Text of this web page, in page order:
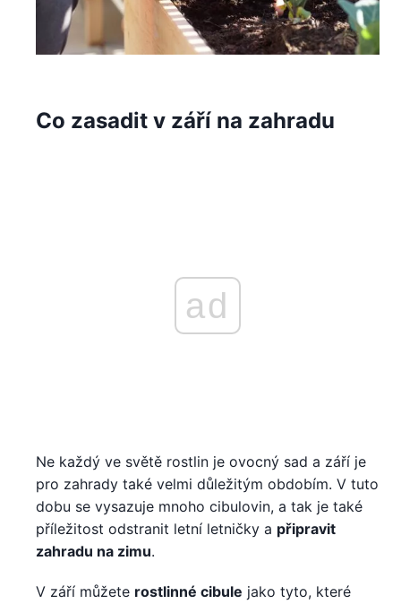
Co zasadit v září na zahradu
ad
Ne každý ve světě rostlin je ovocný sad a září je
pro zahrady také velmi důležitým obdobím. V tuto
dobu se vysazuje mnoho cibulovin, a tak je také
příležitost odstranit letní letničky a připravit
zahradu na zimu.
V září můžete rostlinné cibule jako tyto, které